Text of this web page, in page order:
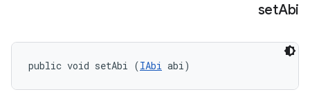
setAbi
public void setAbi (IAbi abi)